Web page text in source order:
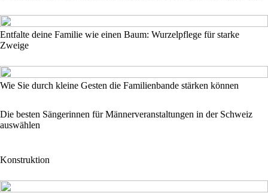
Entfalte deine Familie wie einen Baum: Wurzelpflege für starke
Zweige
Wie Sie durch kleine Gesten die Familienbande stärken können
Die besten Sängerinnen für Männerveranstaltungen in der Schweiz
auswählen
Konstruktion